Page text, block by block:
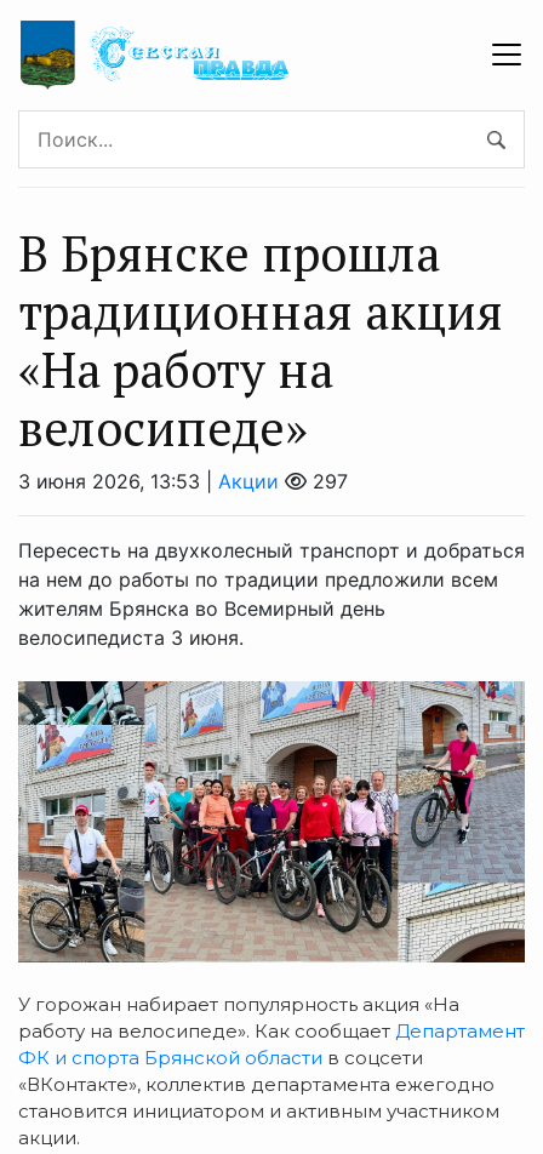
В Брянске прошла
традиционная акция
«На работу на
велосипеде»
3 июня 2026, 13:53 | Акции 297
Пересесть на двухколесный транспорт и добраться
на нем до работы по традиции предложили всем
жителям Брянска во Всемирный день
велосипедиста 3 июня.
У горожан набирает популярность акция «На
работу на велосипеде». Как сообщает Департамент
ФК и спорта Брянской области в соцсети
«ВКонтакте», коллектив департамента ежегодно
становится инициатором и активным участником
акции.